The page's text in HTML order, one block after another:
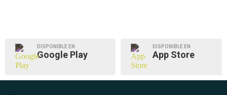
DISPONIBLE EN
Google Play
DISPONIBLE EN
App Store